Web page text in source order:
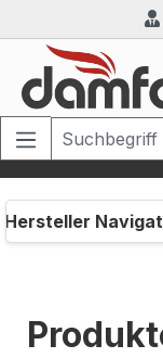
Zum Hauptinhalt
Hersteller